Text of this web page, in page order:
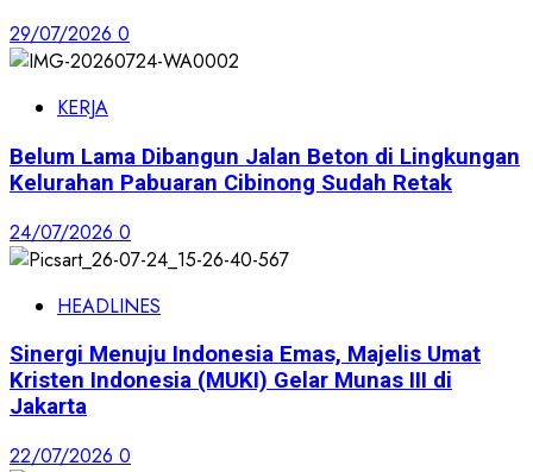
29/07/2026 0
KERJA
Belum Lama Dibangun Jalan Beton di Lingkungan
Kelurahan Pabuaran Cibinong Sudah Retak
24/07/2026 0
HEADLINES
Sinergi Menuju Indonesia Emas, Majelis Umat
Kristen Indonesia (MUKI) Gelar Munas III di
Jakarta
22/07/2026 0